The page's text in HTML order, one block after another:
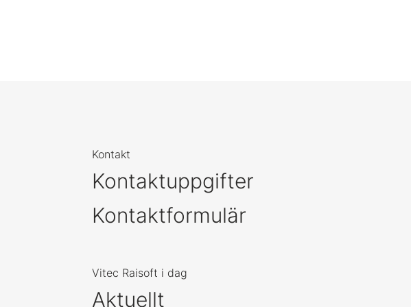
Kontakt
Kontaktuppgifter
Kontaktformulär
Vitec Raisoft i dag
Aktuellt